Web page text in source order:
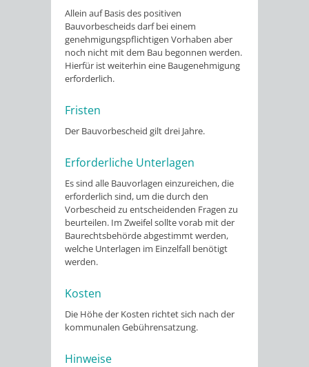
Allein auf Basis des positiven
Bauvorbescheids darf bei einem
genehmigungspflichtigen Vorhaben aber
noch nicht mit dem Bau begonnen werden.
Hierfür ist weiterhin eine Baugenehmigung
erforderlich.
Fristen
Der Bauvorbescheid gilt drei Jahre.
Erforderliche Unterlagen
Es sind alle Bauvorlagen einzureichen, die
erforderlich sind, um die durch den
Vorbescheid zu entscheidenden Fragen zu
beurteilen. Im Zweifel sollte vorab mit der
Baurechtsbehörde abgestimmt werden,
welche Unterlagen im Einzelfall benötigt
werden.
Kosten
Die Höhe der Kosten richtet sich nach der
kommunalen Gebührensatzung.
Hinweise